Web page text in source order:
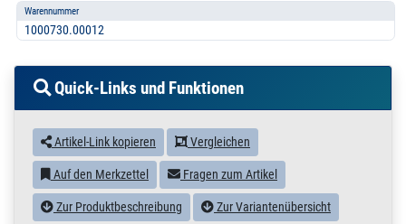
Warennummer
1000730.00012
Quick-Links und Funktionen
Artikel-Link kopieren Vergleichen
Auf den Merkzettel Fragen zum Artikel
Zur Produktbeschreibung Zur Variantenübersicht